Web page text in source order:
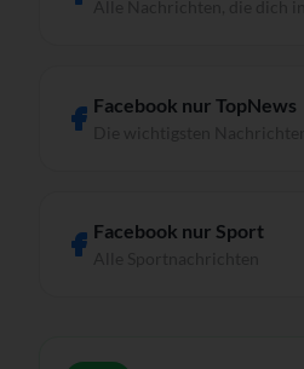
Facebook nur TopNews
Facebook nur Sport